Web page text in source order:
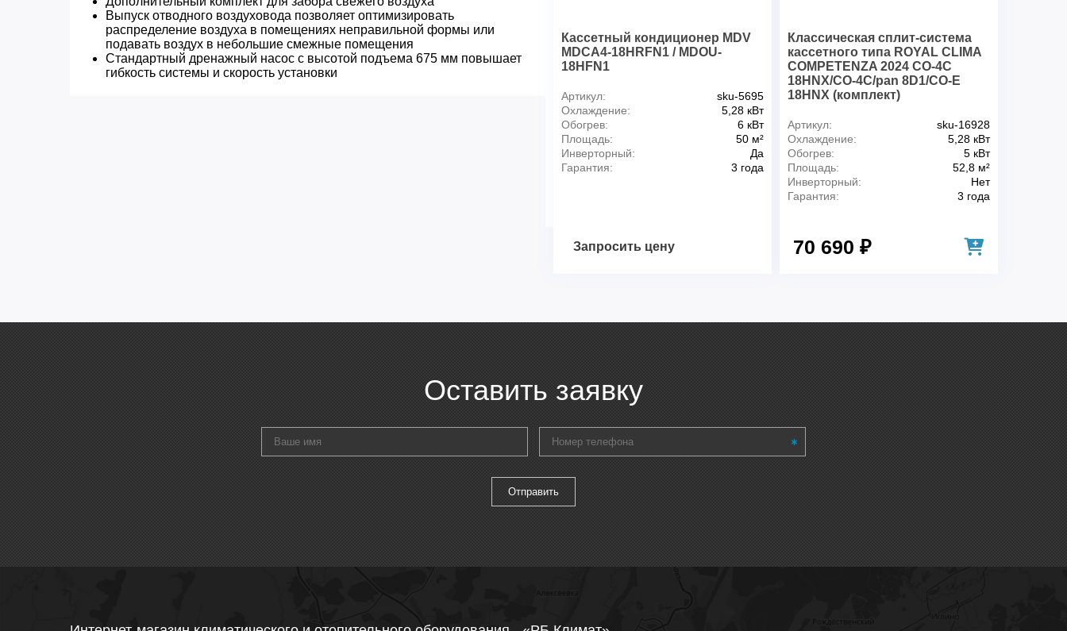
Выпуск отводного воздуховода позволяет оптимизировать
распределение воздуха в помещениях неправильной формы или
подавать воздух в небольшие смежные помещения
Стандартный дренажный насос с высотой подъема 675 мм повышает
гибкость системы и скорость установки
Трубопровод со стороны газа, Ø, мм
12.7
Максимальная длина трассы, м
30
Максимальный перепад высот, м
20
Габариты
Габариты, ВБ, ШхГхВ, мм
Габариты, НБ, ШхГхВ, мм
825x735x300
Вес нетто, ВБ, кг
Вес нетто, НБ, кг
Кассетный кондиционер MDV
MDCA4-18HRFN1 / MDOU-
18HFN1
Артикул:
sku-5695
Охлаждение:
5,28 кВт
Обогрев:
6 кВт
Площадь:
50 м²
Инверторный:
Да
Гарантия:
3 года
Запросить цену
Классическая сплит-система
кассетного типа ROYAL CLIMA
COMPETENZA 2024 CO-4C
18HNX/CO-4C/pan 8D1/CO-E
18HNX (комплект)
Артикул:
sku-16928
Охлаждение:
5,28 кВт
Обогрев:
5 кВт
Площадь:
52,8 м²
Инверторный:
Нет
Гарантия:
3 года
70 690 ₽
Оставить заявку